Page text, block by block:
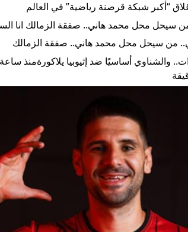
محل محمد هاني.. صفقة الزمالك انا السعودية
مصر المتوقع.. 3 تغييرات.. والشناوي أساسيًا ضد